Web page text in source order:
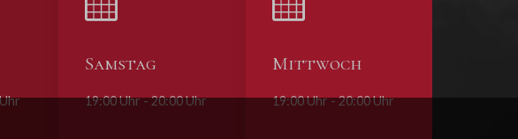
Samstag
19:00 Uhr - 20:00 Uhr
Mittwoch
19:00 Uhr - 20:00 Uhr